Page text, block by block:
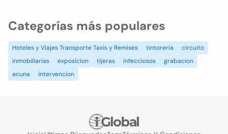
Categorías más populares
Hoteles y Viajes Transporte Taxis y Remises tintoreria
circuito
inmobiliarias
exposicion tijeras infecciosos
grabacion
acuna
intervencion